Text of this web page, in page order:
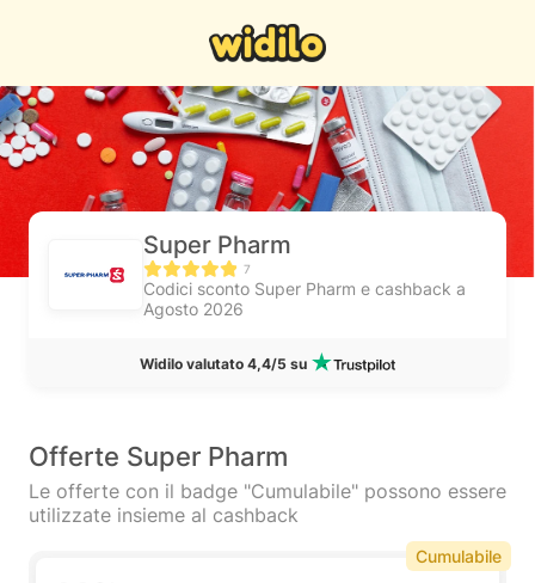
Super Pharm
7
Codici sconto Super Pharm e cashback a
Agosto 2026
Widilo valutato 4,4/5 su
Offerte Super Pharm
Le offerte con il badge "Cumulabile" possono essere
utilizzate insieme al cashback
Cumulabile